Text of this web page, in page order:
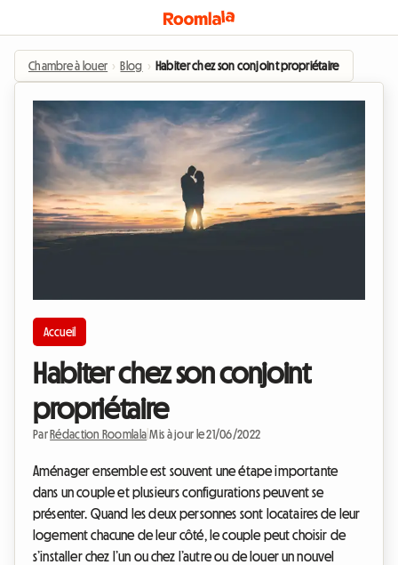
Chambre à louer › Blog › Habiter chez son conjoint propriétaire
Accueil
Habiter chez son conjoint
propriétaire
Par Rédaction Roomlala |Mis à jour le 21/06/2022
Aménager ensemble est souvent une étape importante
dans un couple et plusieurs configurations peuvent se
présenter. Quand les deux personnes sont locataires de leur
logement chacune de leur côté, le couple peut choisir de
s’installer chez l’un ou chez l’autre ou de louer un nouvel